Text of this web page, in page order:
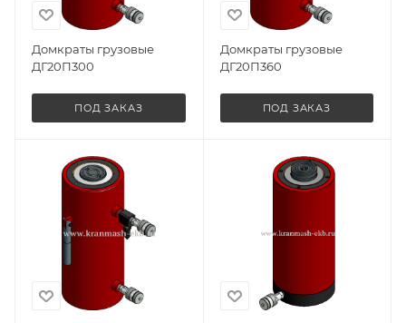
Домкраты грузовые
ДГ20П300
ПОД ЗАКАЗ
Домкраты грузовые
ДГ20П360
ПОД ЗАКАЗ